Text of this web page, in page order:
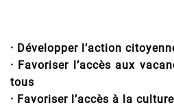
· Développer l’action
· Favoriser l’accès aux
tous
· Favoriser l’accès à la